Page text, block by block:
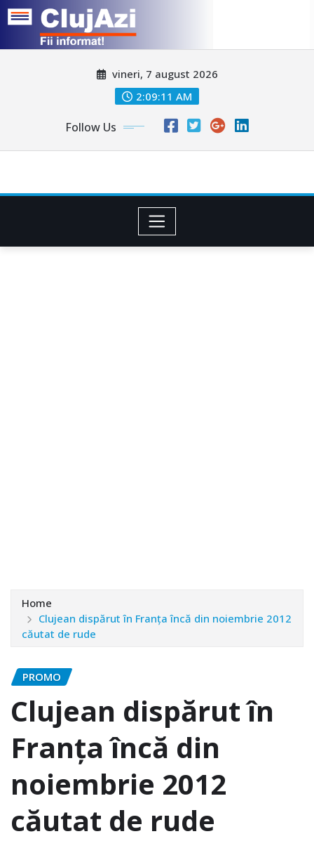
vineri, 7 august 2026
2:09:13 AM
Follow Us
Home
Clujean dispărut în Franţa încă din noiembrie 2012
căutat de rude
PROMO
Clujean dispărut în
Franţa încă din
noiembrie 2012
căutat de rude